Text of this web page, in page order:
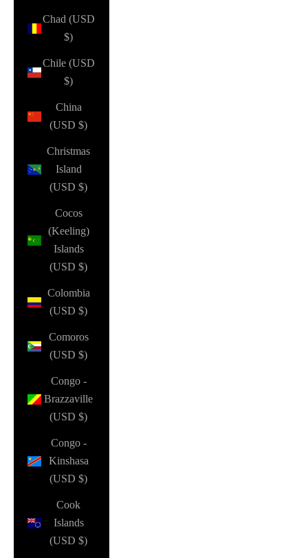
Chad (USD
$)
Chile (USD
$)
China
(USD $)
Christmas
Island
(USD $)
Cocos
(Keeling)
Islands
(USD $)
Colombia
(USD $)
Comoros
(USD $)
Congo -
Brazzaville
(USD $)
Congo -
Kinshasa
(USD $)
Cook
Islands
(USD $)